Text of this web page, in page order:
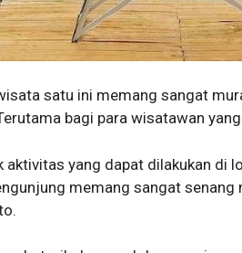
satu ini memang sangat
bagi para wisatawan
aktivitas yang dapat dilakukan di
memang sangat senang